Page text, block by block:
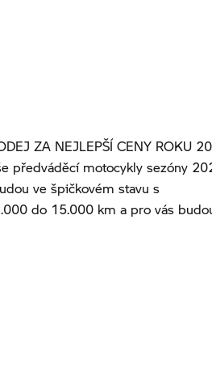
ZA NEJLEPŠÍ CENY ROKU
předváděcí motocykly sezóny
ve špičkovém stavu s
do 15.000 km a pro vás